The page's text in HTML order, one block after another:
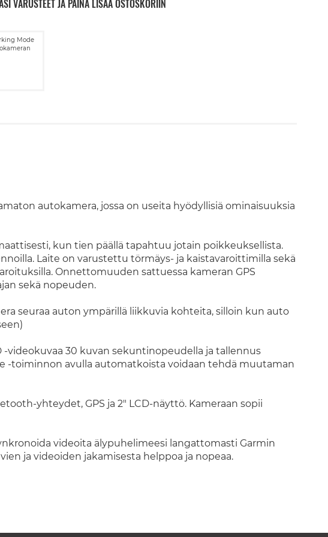
VARUSTEET JA PAINA LISÄÄ OSTOSKORIIN
Mode
autokamera, jossa on useita hyödyllisiä ominaisuuksia
kun tien päällä tapahtuu jotain poikkeuksellista.
Laite on varustettu törmäys- ja kaistavaroittimilla sekä
Onnettomuuden sattuessa kameran GPS
sekä nopeuden.
seuraa auton ympärillä liikkuvia kohteita, silloin kun auto
-videokuvaa 30 kuvan sekuntinopeudella ja tallennus
-toiminnon avulla automatkoista voidaan tehdä muutaman
yhteydet, GPS ja 2" LCD-näyttö. Kameraan sopii
videoita älypuhelimeesi langattomasti Garmin
ja videoiden jakamisesta helppoa ja nopeaa.